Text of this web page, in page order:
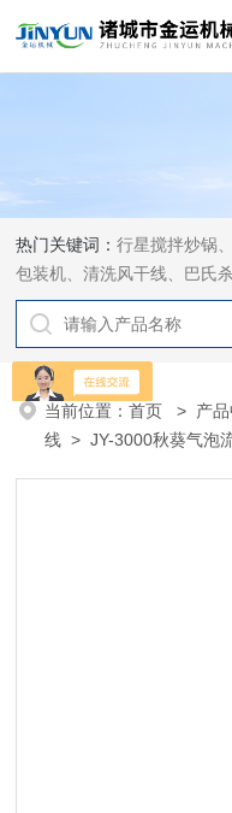
热门关键词：行星搅拌炒锅
包装机、清洗风干线、巴氏
干机
当前位置：首页 > 产
线 > JY-3000秋葵气泡